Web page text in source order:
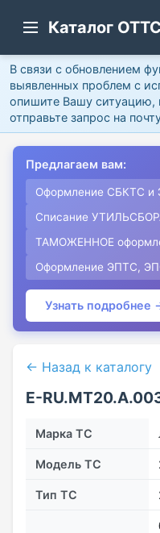
Каталог ОТТС
В связи с обновлением
выявленных проблем с
опишите Вашу
отправьте запрос на
Предлагаем вам:
Оформление СБКТС и
Списание
ТАМОЖЕННОЕ
Оформление ЭПТС,
Узнать подробнее
← Назад к каталогу
E-
Марка ТС
Модель ТС
Тип ТС